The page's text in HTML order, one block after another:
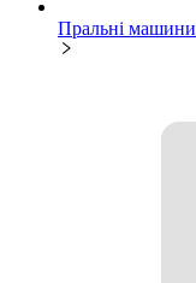
Пральні машини